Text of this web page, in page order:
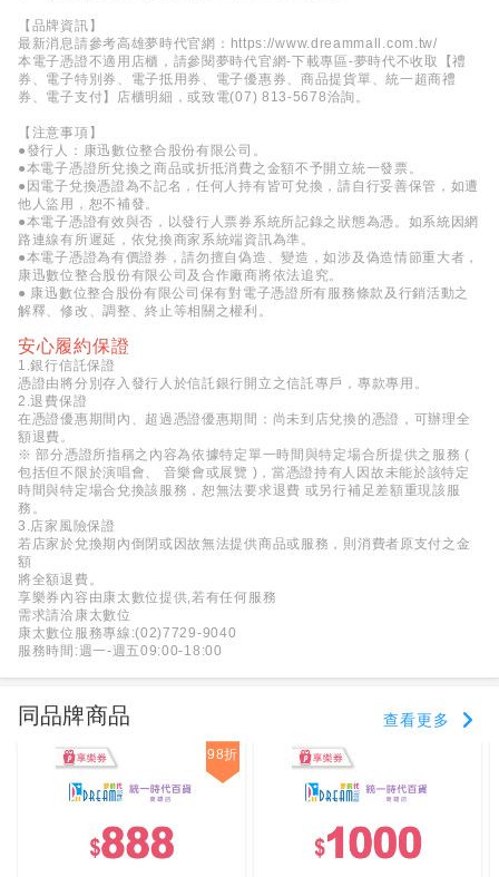
【品牌資訊】
最新消息請參考高雄夢時代官網： https://www.dreammall.com.tw/
本電子憑證不適用店櫃，請參閱夢時代官網-下載專區-夢時代不收取【禮
券、電子特別券、電子抵用券、電子優惠券、商品提貨單、統一超商禮
券、電子支付】店櫃明細，或致電(07) 813-5678洽詢。
【注意事項】
●發行人：康迅數位整合股份有限公司。
●本電子憑證所兌換之商品或折抵消費之金額不予開立統一發票。
●因電子兌換憑證為不記名，任何人持有皆可兌換，請自行妥善保管，如遭
他人盜用，恕不補發。
●本電子憑證有效與否，以發行人票券系統所記錄之狀態為憑。如系統因網
路連線有所遲延，依兌換商家系統端資訊為準。
●本電子憑證為有價證券，請勿擅自偽造、變造，如涉及偽造情節重大者，
康迅數位整合股份有限公司及合作廠商將依法追究。
● 康迅數位整合股份有限公司保有對電子憑證所有服務條款及行銷活動之
解釋、修改、調整、終止等相關之權利。
安心履約保證
1.銀行信託保證
憑證由將分別存入發行人於信託銀行開立之信託專戶，專款專用。
2.退費保證
在憑證優惠期間內、超過憑證優惠期間：尚未到店兌換的憑證，可辦理全
額退費。
※ 部分憑證所指稱之內容為依據特定單一時間與特定場合所提供之服務 (
包括但不限於演唱會、 音樂會或展覽 )，當憑證持有人因故未能於該特定
時間與特定場合兌換該服務，恕無法要求退費 或另行補足差額重現該服
務。
3.店家風險保證
若店家於兌換期內倒閉或因故無法提供商品或服務，則消費者原支付之金
額
將全額退費。
享樂券內容由康太數位提供,若有任何服務
需求請洽康太數位
康太數位服務專線:(02)7729-9040
服務時間:週一-週五09:00-18:00
同品牌商品 查看更多
98折